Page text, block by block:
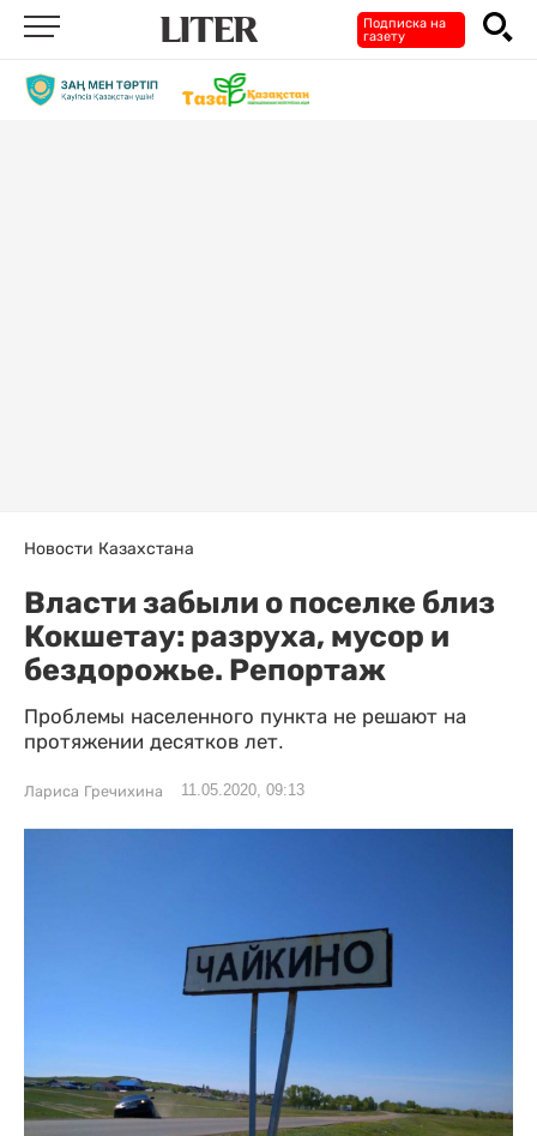
Подписка на
газету
Новости Казахстана
Власти забыли о поселке близ
Кокшетау: разруха, мусор и
бездорожье. Репортаж
Проблемы населенного пункта не решают на
протяжении десятков лет.
Лариса Гречихина 11.05.2020, 09:13